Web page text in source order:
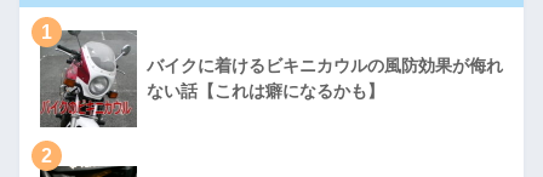
1
バイクに着けるビキニカウルの風防効果が侮れ
ない話【これは癖になるかも】
2